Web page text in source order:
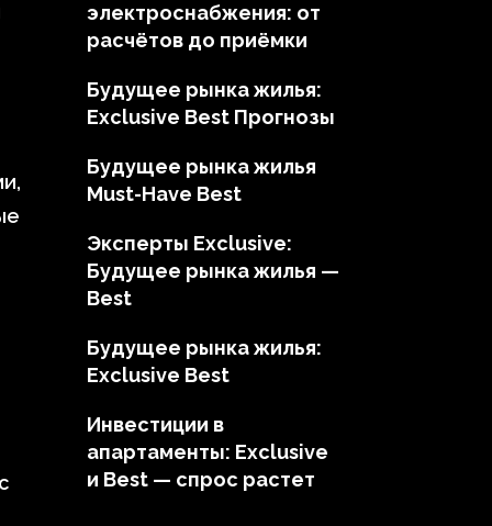
электроснабжения: от
расчётов до приёмки
Будущее рынка жилья:
Exclusive Best Прогнозы
Будущее рынка жилья
Must-Have Best
Эксперты Exclusive:
Будущее рынка жилья —
Best
Будущее рынка жилья:
Exclusive Best
Инвестиции в
апартаменты: Exclusive
и Best — спрос растет